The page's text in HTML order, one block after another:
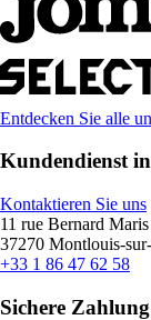
Entdecken Sie alle
Kundendienst
Kontaktieren Sie uns
11 rue Bernard Maris
37270 Montlouis-
+33 1 86 47 62 58
Sichere Zahlung